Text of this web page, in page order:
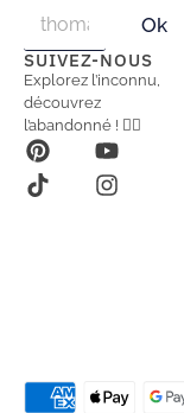
a
i
l
a
i
l
*
Ok
SUIVEZ-NOUS
Explorez l’inconnu,
découvrez
l’abandonné ! 🕵️‍♂️